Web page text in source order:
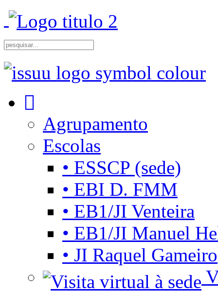
Agrupamento
Escolas
• ESSCP (sede)
• EBI D. FMM
• EB1/JI Venteira
• EB1/JI Manuel
• JI Raquel Gameiro